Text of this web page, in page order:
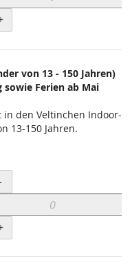
von 13 - 150 Jahren)
sowie Ferien ab Mai
den Veltinchen Indoor-
13-150 Jahren.